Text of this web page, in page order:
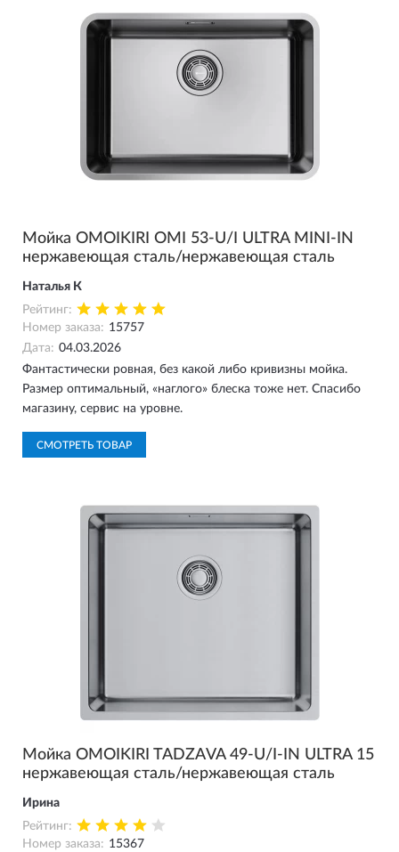
Мойка OMOIKIRI OMI 53-U/I ULTRA MINI-IN
нержавеющая сталь/нержавеющая сталь
Наталья К
Рейтинг:
Номер заказа: 15757
Дата: 04.03.2026
Фантастически ровная, без какой либо кривизны мойка.
Размер оптимальный, «наглого» блеска тоже нет. Спасибо
магазину, сервис на уровне.
СМОТРЕТЬ ТОВАР
Мойка OMOIKIRI TADZAVA 49-U/I-IN ULTRA 15
нержавеющая сталь/нержавеющая сталь
Ирина
Рейтинг:
Номер заказа: 15367